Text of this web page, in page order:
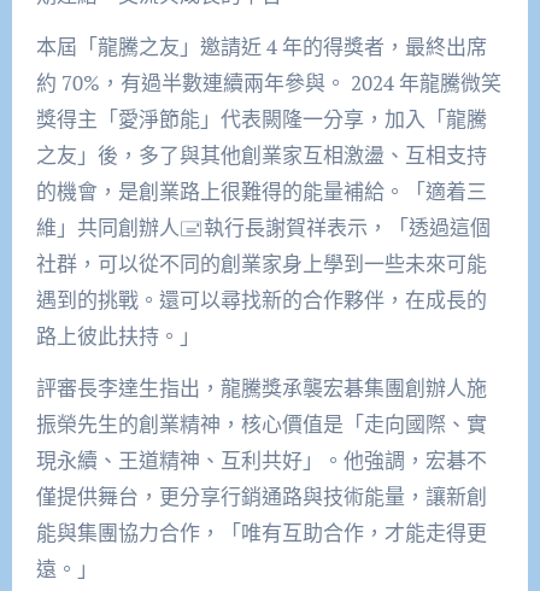
本屆「龍騰之友」邀請近 4 年的得獎者，最終出席
約 70%，有過半數連續兩年參與。 2024 年龍騰微笑
獎得主「愛淨節能」代表闕隆一分享，加入「龍騰
之友」後，多了與其他創業家互相激盪、互相支持
的機會，是創業路上很難得的能量補給。「適着三
維」共同創辦人🖃執行長謝賀祥表示，「透過這個
社群， 可以從不同的創業家身上學到一些未來可能
遇到的挑戰。還可以尋找新的合作夥伴，在成長的
路上彼此扶持。」
評審長李達生指出，龍騰獎承襲宏碁集團創辦人施
振榮先生的創業精神，核心價值是「走向國際、實
現永續、王道精神、 互利共好」。他強調，宏碁不
僅提供舞台，更分享行銷通路與技術能量，讓新創
能與集團協力合作，「唯有互助合作，才能走得更
遠。」